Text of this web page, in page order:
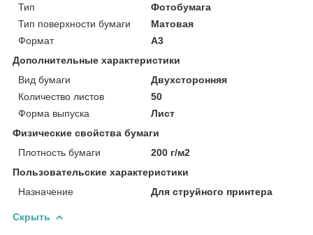
Тип
Фотобумага
Тип поверхности бумаги
Матовая
Формат
A3
Дополнительные характеристики
Вид бумаги
Двухсторонняя
Количество листов
50
Форма выпуска
Лист
Физические свойства бумаги
Плотность бумаги
200 г/м2
Пользовательские характеристики
Назначение
Для струйного принтера
Скрыть